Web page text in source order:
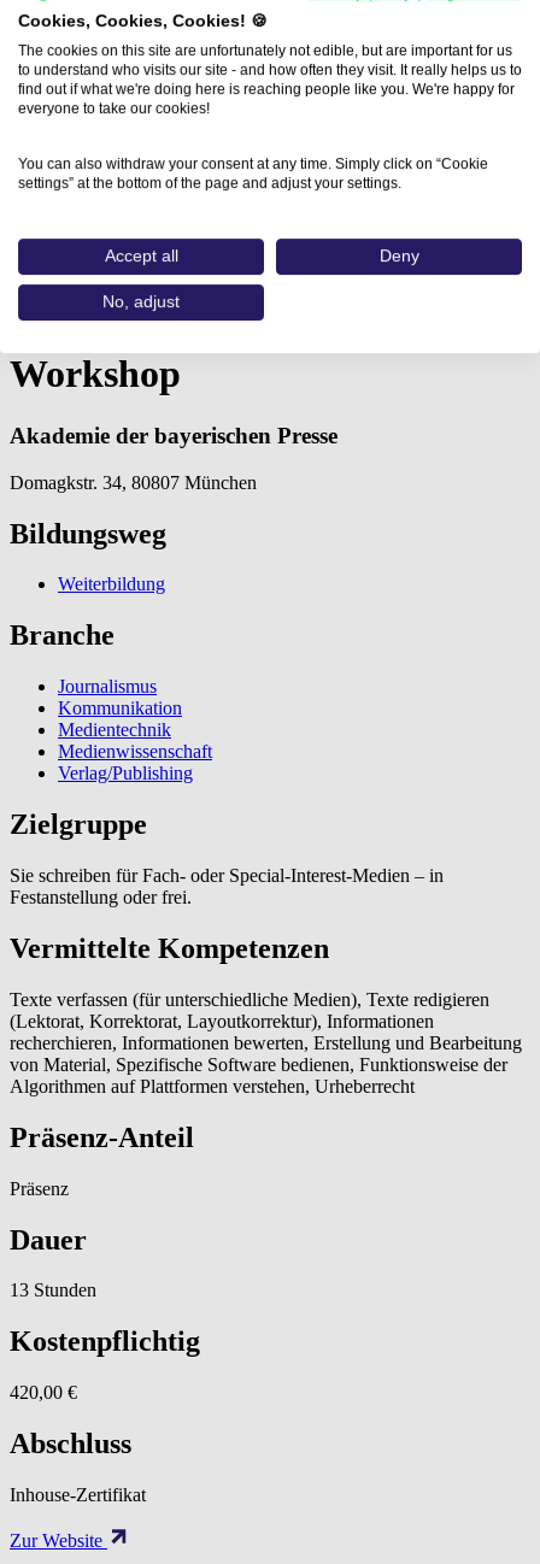
Home
KI/ChatGPT für Fach- und
Special-Interest-Medien – ein
Workshop
Akademie der bayerischen Presse
Domagkstr. 34, 80807 München
Bildungsweg
Weiterbildung
Branche
Journalismus
Kommunikation
Medientechnik
Medienwissenschaft
Verlag/Publishing
Zielgruppe
Sie schreiben für Fach- oder Special-Interest-Medien – in
Festanstellung oder frei.
Vermittelte Kompetenzen
Texte verfassen (für unterschiedliche Medien), Texte redigieren
(Lektorat, Korrektorat, Layoutkorrektur), Informationen
recherchieren, Informationen bewerten, Erstellung und Bearbeitung
von Material, Spezifische Software bedienen, Funktionsweise der
Algorithmen auf Plattformen verstehen, Urheberrecht
Präsenz-Anteil
Präsenz
Dauer
13 Stunden
Kostenpflichtig
420,00 €
Abschluss
Inhouse-Zertifikat
Zur Website
Cookies, Cookies, Cookies! 🍪
The cookies on this site are unfortunately not edible, but are important for us
to understand who visits our site - and how often they visit. It really helps us to
find out if what we're doing here is reaching people like you. We're happy for
everyone to take our cookies!
You can also withdraw your consent at any time. Simply click on “Cookie
settings” at the bottom of the page and adjust your settings.
Accept all Deny
No, adjust